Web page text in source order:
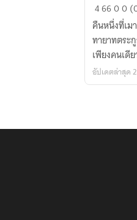
แต่งงาน
ใหม่
กับ
ทายาท
มหา
เศรษฐี
46600
คืนหนึ่งที่เม
ทายาทตระ
เพียงคนเดี
อัปเดตล่าสุด